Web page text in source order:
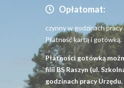
Opłatomat:
czynny w godzinach pracy
Płatność kartą i gotówką.
Płatności gotówką
filii BS Raszyn (ul.
godzinach pracy Urzędu.